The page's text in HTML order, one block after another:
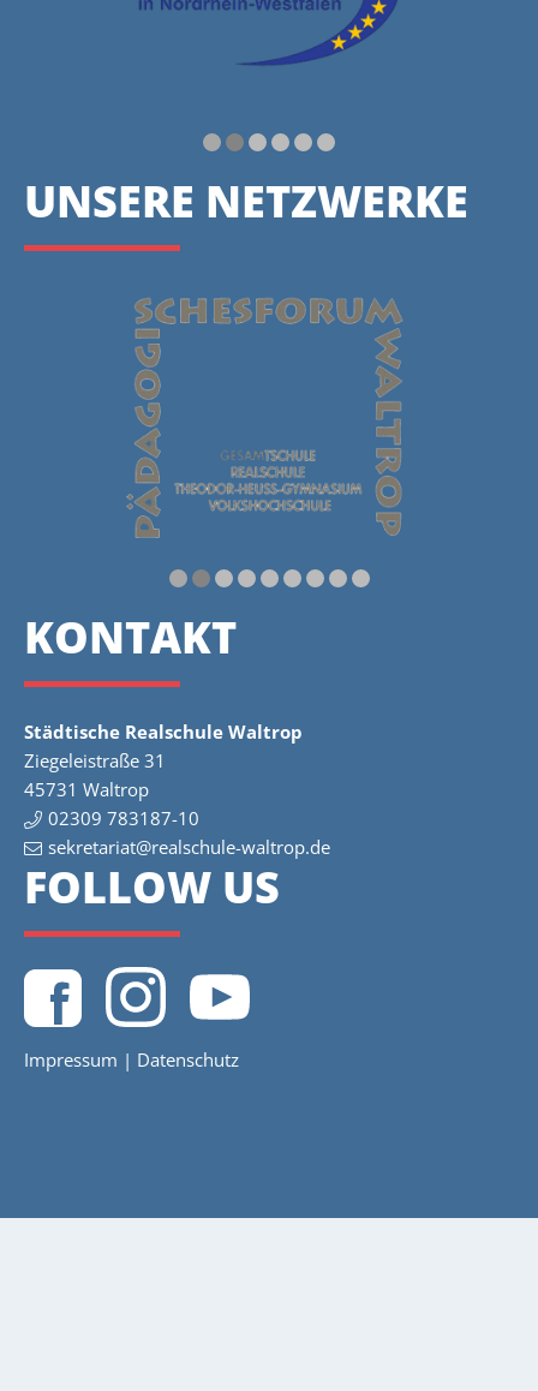
UNSERE NETZWERKE
KONTAKT
Städtische Realschule Waltrop
Ziegeleistraße 31
45731 Waltrop
02309 783187-10
sekretariat@realschule-waltrop.de
FOLLOW US
Impressum | Datenschutz